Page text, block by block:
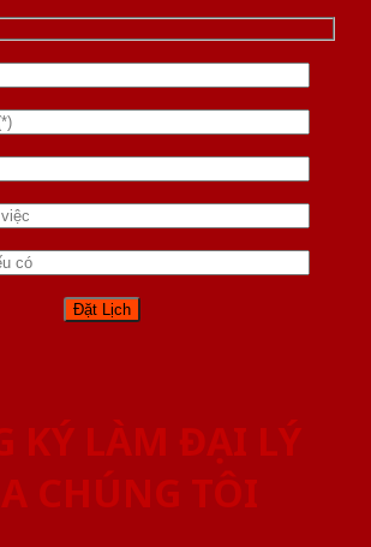
KÝ LÀM ĐẠI LÝ
CHÚNG TÔI